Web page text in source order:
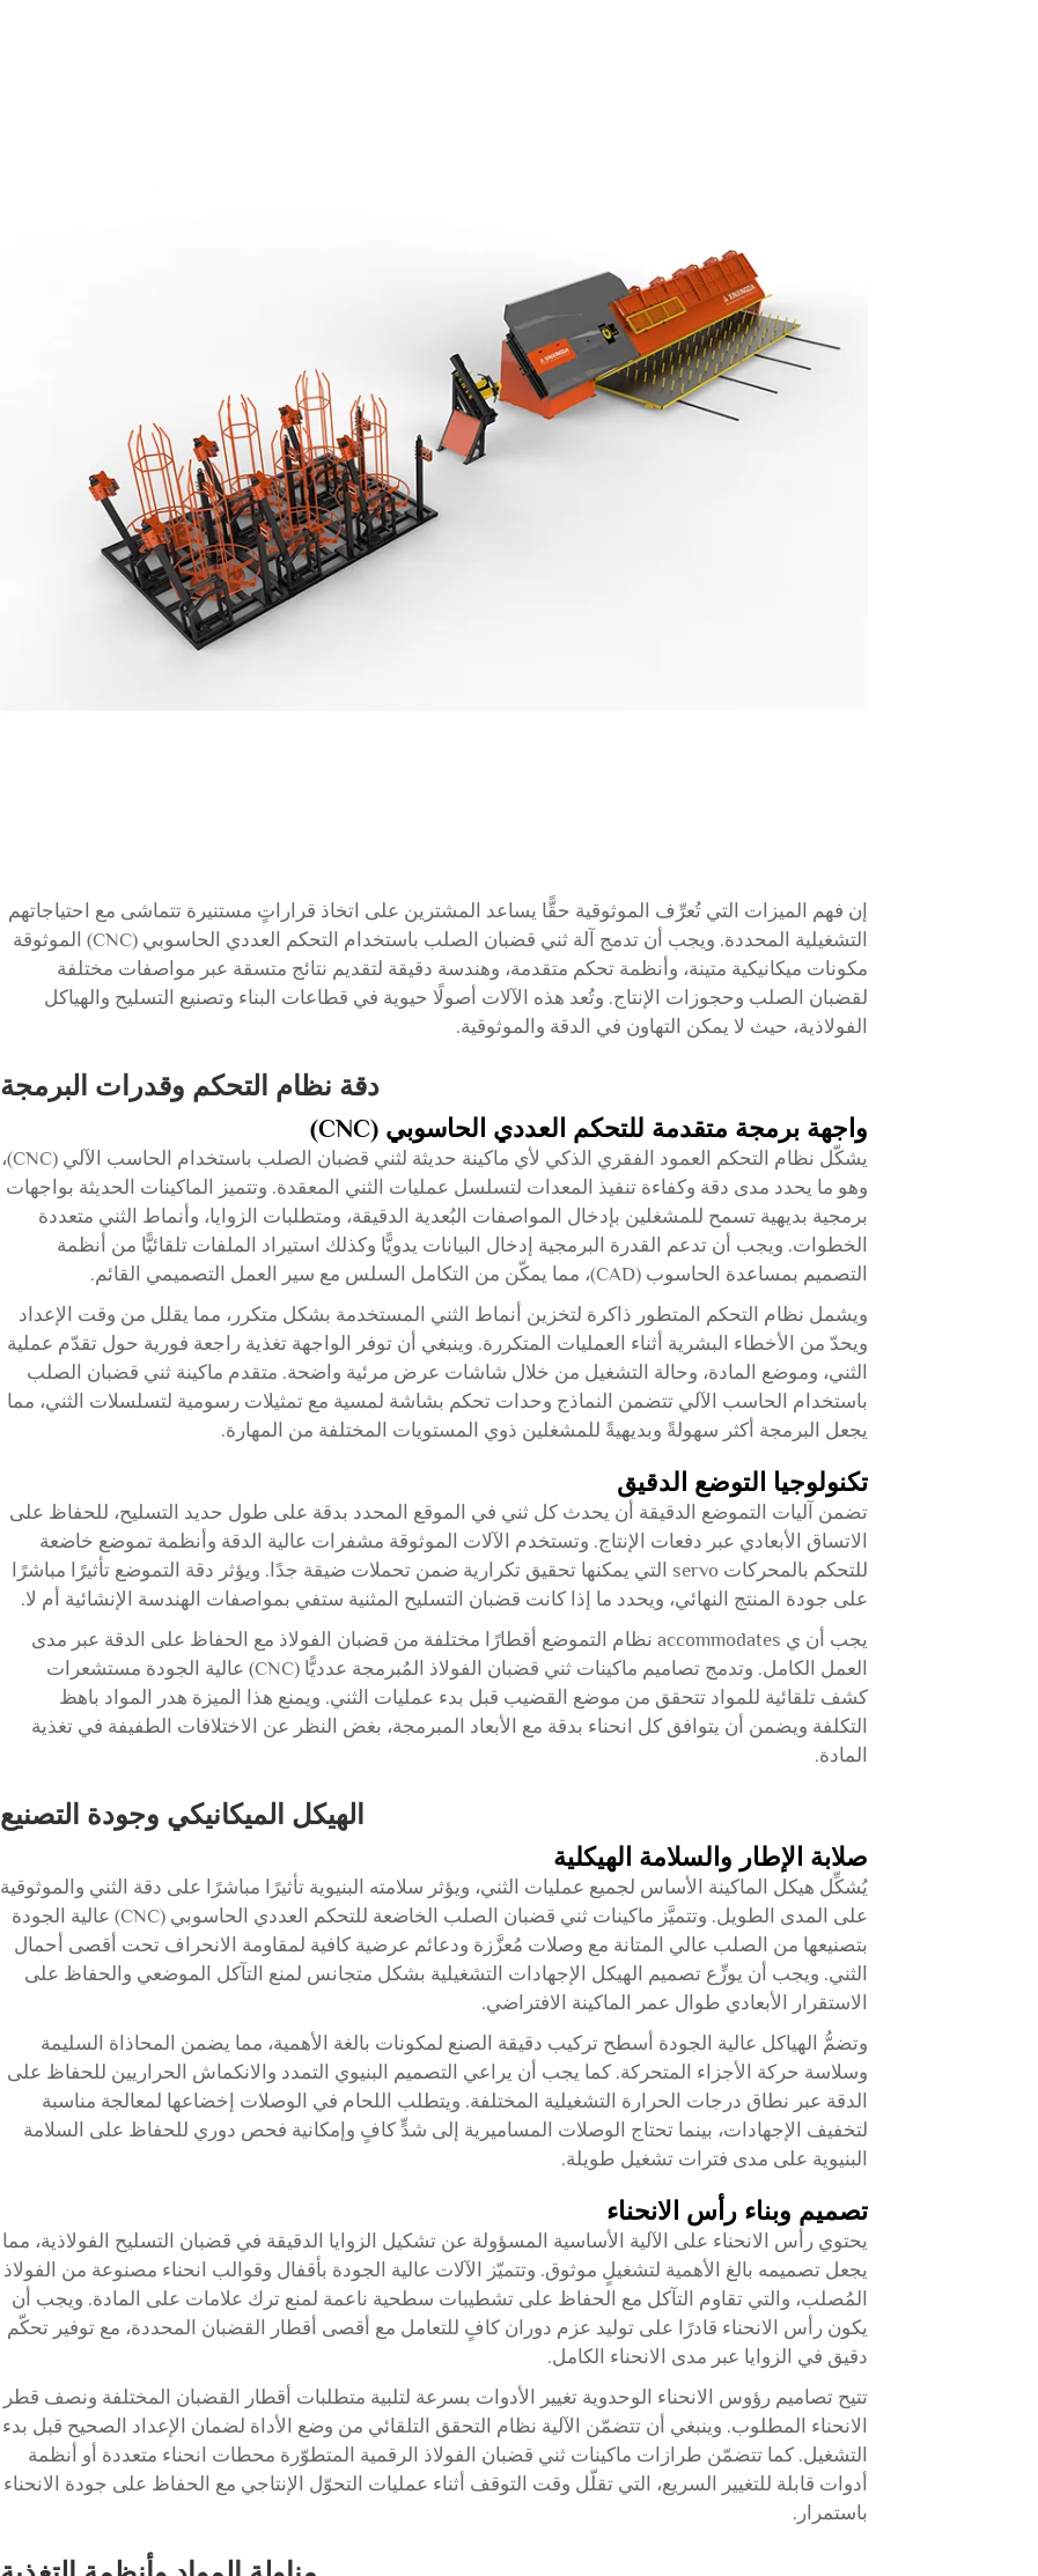
إن فهم الميزات التي تُعرِّف الموثوقية حقًّا يساعد المشترين على اتخاذ قراراتٍ مستنيرة تتماشى مع احتياجاتهم
التشغيلية المحددة. ويجب أن تدمج آلة ثني قضبان الصلب باستخدام التحكم العددي الحاسوبي (CNC) الموثوقة
مكونات ميكانيكية متينة، وأنظمة تحكم متقدمة، وهندسة دقيقة لتقديم نتائج متسقة عبر مواصفات مختلفة
لقضبان الصلب وحجوزات الإنتاج. وتُعد هذه الآلات أصولًا حيوية في قطاعات البناء وتصنيع التسليح والهياكل
الفولاذية، حيث لا يمكن التهاون في الدقة والموثوقية.
دقة نظام التحكم وقدرات البرمجة
واجهة برمجة متقدمة للتحكم العددي الحاسوبي (CNC)
يشكّل نظام التحكم العمود الفقري الذكي لأي ماكينة حديثة لثني قضبان الصلب باستخدام الحاسب الآلي (CNC)،
وهو ما يحدد مدى دقة وكفاءة تنفيذ المعدات لتسلسل عمليات الثني المعقدة. وتتميز الماكينات الحديثة بواجهات
برمجية بديهية تسمح للمشغلين بإدخال المواصفات البُعدية الدقيقة، ومتطلبات الزوايا، وأنماط الثني متعددة
الخطوات. ويجب أن تدعم القدرة البرمجية إدخال البيانات يدويًّا وكذلك استيراد الملفات تلقائيًّا من أنظمة
التصميم بمساعدة الحاسوب (CAD)، مما يمكّن من التكامل السلس مع سير العمل التصميمي القائم.
ويشمل نظام التحكم المتطور ذاكرة لتخزين أنماط الثني المستخدمة بشكل متكرر، مما يقلل من وقت الإعداد
ويحدّ من الأخطاء البشرية أثناء العمليات المتكررة. وينبغي أن توفر الواجهة تغذية راجعة فورية حول تقدّم عملية
الثني، وموضع المادة، وحالة التشغيل من خلال شاشات عرض مرئية واضحة. متقدم ماكينة ثني قضبان الصلب
باستخدام الحاسب الآلي تتضمن النماذج وحدات تحكم بشاشة لمسية مع تمثيلات رسومية لتسلسلات الثني، مما
يجعل البرمجة أكثر سهولةً وبديهيةً للمشغلين ذوي المستويات المختلفة من المهارة.
تكنولوجيا التوضع الدقيق
تضمن آليات التموضع الدقيقة أن يحدث كل ثني في الموقع المحدد بدقة على طول حديد التسليح، للحفاظ على
الاتساق الأبعادي عبر دفعات الإنتاج. وتستخدم الآلات الموثوقة مشفرات عالية الدقة وأنظمة تموضع خاضعة
للتحكم بالمحركات servo التي يمكنها تحقيق تكرارية ضمن تحملات ضيقة جدًا. ويؤثر دقة التموضع تأثيرًا مباشرًا
على جودة المنتج النهائي، ويحدد ما إذا كانت قضبان التسليح المثنية ستفي بمواصفات الهندسة الإنشائية أم لا.
يجب أن ي accommodates نظام التموضع أقطارًا مختلفة من قضبان الفولاذ مع الحفاظ على الدقة عبر مدى
العمل الكامل. وتدمج تصاميم ماكينات ثني قضبان الفولاذ المُبرمجة عدديًّا (CNC) عالية الجودة مستشعرات
كشف تلقائية للمواد تتحقق من موضع القضيب قبل بدء عمليات الثني. ويمنع هذا الميزة هدر المواد باهظ
التكلفة ويضمن أن يتوافق كل انحناء بدقة مع الأبعاد المبرمجة، بغض النظر عن الاختلافات الطفيفة في تغذية
المادة.
الهيكل الميكانيكي وجودة التصنيع
صلابة الإطار والسلامة الهيكلية
يُشكِّل هيكل الماكينة الأساس لجميع عمليات الثني، ويؤثر سلامته البنيوية تأثيرًا مباشرًا على دقة الثني والموثوقية
على المدى الطويل. وتتميَّز ماكينات ثني قضبان الصلب الخاضعة للتحكم العددي الحاسوبي (CNC) عالية الجودة
بتصنيعها من الصلب عالي المتانة مع وصلات مُعزَّزة ودعائم عرضية كافية لمقاومة الانحراف تحت أقصى أحمال
الثني. ويجب أن يوزِّع تصميم الهيكل الإجهادات التشغيلية بشكل متجانس لمنع التآكل الموضعي والحفاظ على
الاستقرار الأبعادي طوال عمر الماكينة الافتراضي.
وتضمُّ الهياكل عالية الجودة أسطح تركيب دقيقة الصنع لمكونات بالغة الأهمية، مما يضمن المحاذاة السليمة
وسلاسة حركة الأجزاء المتحركة. كما يجب أن يراعي التصميم البنيوي التمدد والانكماش الحراريين للحفاظ على
الدقة عبر نطاق درجات الحرارة التشغيلية المختلفة. ويتطلب اللحام في الوصلات إخضاعها لمعالجة مناسبة
لتخفيف الإجهادات، بينما تحتاج الوصلات المساميرية إلى شدٍّ كافٍ وإمكانية فحص دوري للحفاظ على السلامة
البنيوية على مدى فترات تشغيل طويلة.
تصميم وبناء رأس الانحناء
يحتوي رأس الانحناء على الآلية الأساسية المسؤولة عن تشكيل الزوايا الدقيقة في قضبان التسليح الفولاذية، مما
يجعل تصميمه بالغ الأهمية لتشغيلٍ موثوق. وتتميّز الآلات عالية الجودة بأقفال وقوالب انحناء مصنوعة من الفولاذ
المُصلب، والتي تقاوم التآكل مع الحفاظ على تشطيبات سطحية ناعمة لمنع ترك علامات على المادة. ويجب أن
يكون رأس الانحناء قادرًا على توليد عزم دوران كافٍ للتعامل مع أقصى أقطار القضبان المحددة، مع توفير تحكّم
دقيق في الزوايا عبر مدى الانحناء الكامل.
تتيح تصاميم رؤوس الانحناء الوحدوية تغيير الأدوات بسرعة لتلبية متطلبات أقطار القضبان المختلفة ونصف قطر
الانحناء المطلوب. وينبغي أن تتضمّن الآلية نظام التحقق التلقائي من وضع الأداة لضمان الإعداد الصحيح قبل بدء
التشغيل. كما تتضمّن طرازات ماكينات ثني قضبان الفولاذ الرقمية المتطوّرة محطات انحناء متعددة أو أنظمة
أدوات قابلة للتغيير السريع، التي تقلّل وقت التوقف أثناء عمليات التحوّل الإنتاجي مع الحفاظ على جودة الانحناء
باستمرار.